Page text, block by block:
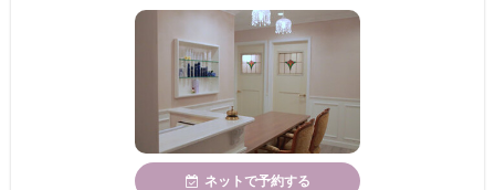
ネットで予約する